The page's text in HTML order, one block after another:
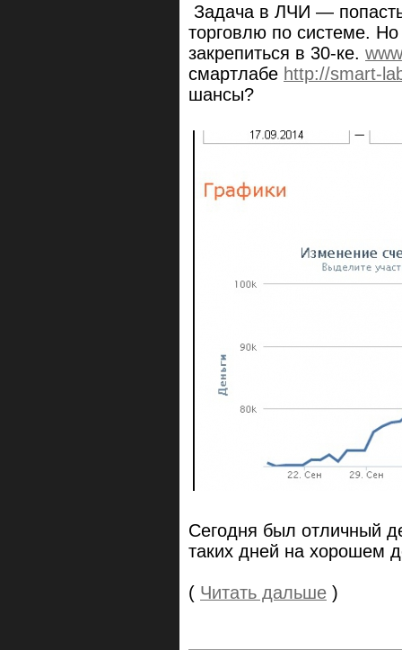
Задача в ЛЧИ —
торговлю по системе.
закрепиться в 30-ке.
смартлабе http://smart-
шансы?
Сегодня был отличный
таких дней на хорошем
( Читать дальше )